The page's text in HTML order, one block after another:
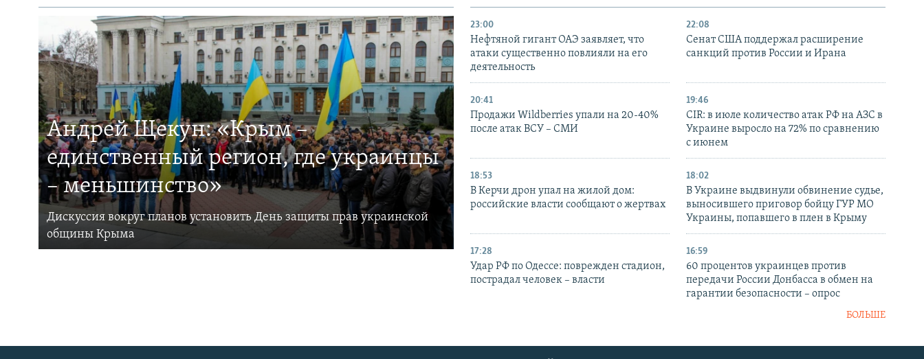
Андрей Щекун: «Крым –
единственный регион, где украинцы
– меньшинство»
Дискуссия вокруг планов установить День защиты прав украинской
общины Крыма
23:00
Нефтяной гигант ОАЭ заявляет, что
атаки существенно повлияли на его
деятельность
22:08
Сенат США поддержал расширение
санкций против России и Ирана
20:41
Продажи Wildberries упали на 20-40%
после атак ВСУ – СМИ
19:46
CIR: в июле количество атак РФ на АЗС в
Украине выросло на 72% по сравнению
с июнем
18:53
В Керчи дрон упал на жилой дом:
российские власти сообщают о жертвах
18:02
В Украине выдвинули обвинение судье,
выносившего приговор бойцу ГУР МО
Украины, попавшего в плен в Крыму
17:28
Удар РФ по Одессе: поврежден стадион,
пострадал человек – власти
16:59
60 процентов украинцев против
передачи России Донбасса в обмен на
гарантии безопасности – опрос
БОЛЬШЕ